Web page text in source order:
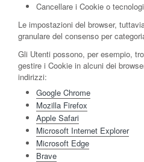
Cancellare i Cookie o
Le impostazioni del browser,
granulare del consenso per
Gli Utenti possono, per esempio,
gestire i Cookie in alcuni dei
indirizzi:
Google Chrome
Mozilla Firefox
Apple Safari
Microsoft Internet Explorer
Microsoft Edge
Brave